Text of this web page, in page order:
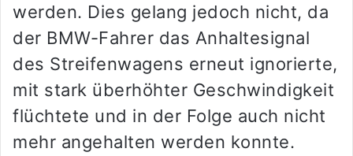
werden. Dies gelang jedoch nicht, da
der BMW-Fahrer das Anhaltesignal
des Streifenwagens erneut ignorierte,
mit stark überhöhter Geschwindigkeit
flüchtete und in der Folge auch nicht
mehr angehalten werden konnte.